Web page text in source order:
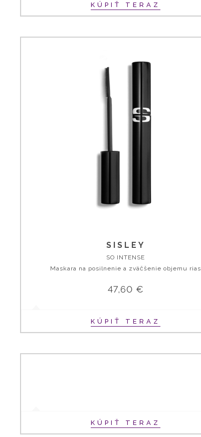
KÚPIŤ TERAZ
SISLEY
SO INTENSE
Maskara na posilnenie a zväčšenie objemu rias
47,60 €
KÚPIŤ TERAZ
KÚPIŤ TERAZ